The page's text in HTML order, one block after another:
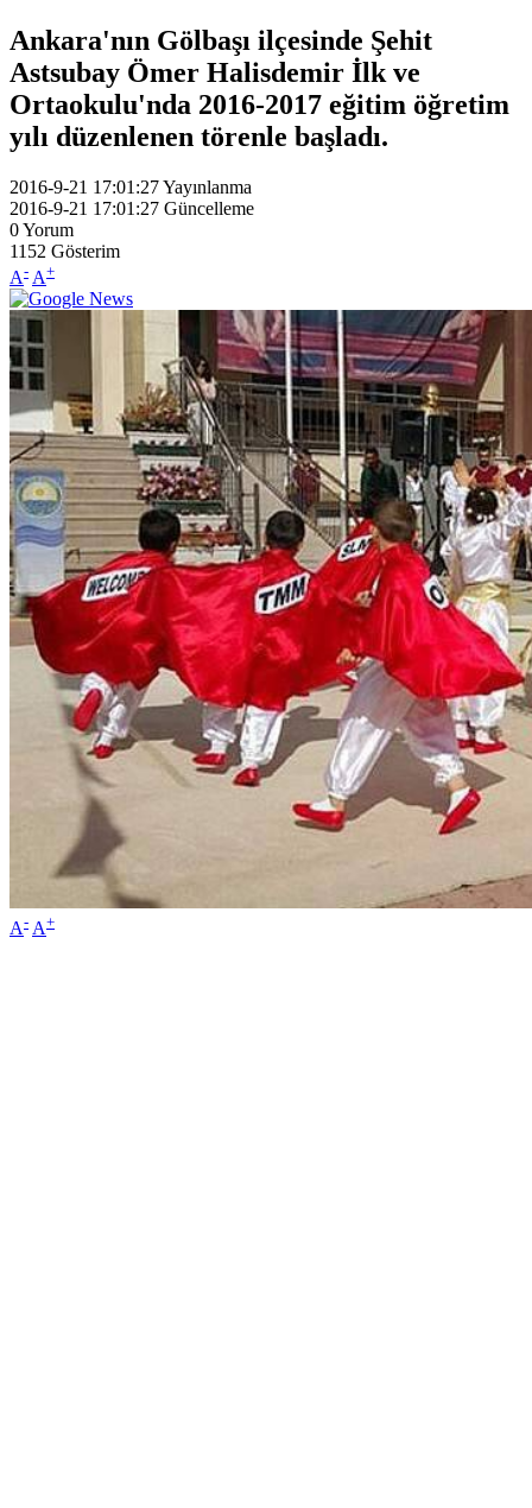
Ankara'nın Gölbaşı ilçesinde Şehit
Astsubay Ömer Halisdemir İlk ve
Ortaokulu'nda 2016-2017 eğitim öğretim
yılı düzenlenen törenle başladı.
2016-9-21 17:01:27Yayınlanma
2016-9-21 17:01:27 Güncelleme
0Yorum
1152 Gösterim
A- A+
A- A+